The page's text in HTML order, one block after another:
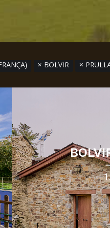
BOLVIR